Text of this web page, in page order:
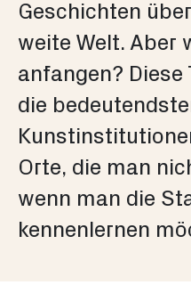
Geschichten
weite Welt. Aber
anfangen?
die
Orte, die man
wenn man die
kennenlernen